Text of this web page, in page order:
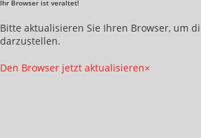
Ihr Browser ist veraltet!
Bitte aktualisieren Sie Ihren Browser, um
darzustellen.
Den Browser jetzt aktualisieren×